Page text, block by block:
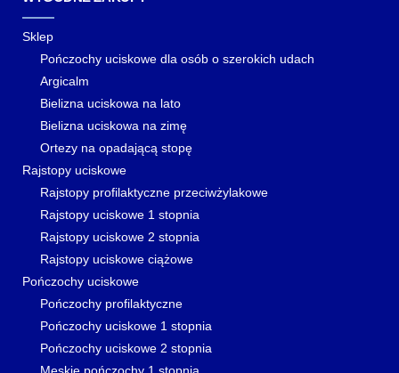
Sklep
Pończochy uciskowe dla osób o szerokich udach
Argicalm
Bielizna uciskowa na lato
Bielizna uciskowa na zimę
Ortezy na opadającą stopę
Rajstopy uciskowe
Rajstopy profilaktyczne przeciwżylakowe
Rajstopy uciskowe 1 stopnia
Rajstopy uciskowe 2 stopnia
Rajstopy uciskowe ciążowe
Pończochy uciskowe
Pończochy profilaktyczne
Pończochy uciskowe 1 stopnia
Pończochy uciskowe 2 stopnia